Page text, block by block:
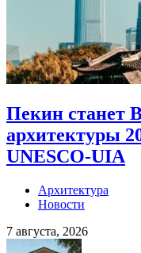
Пекин станет
архитектуры
UNESCO-UIA
Архитектура
Новости
7 августа, 2026